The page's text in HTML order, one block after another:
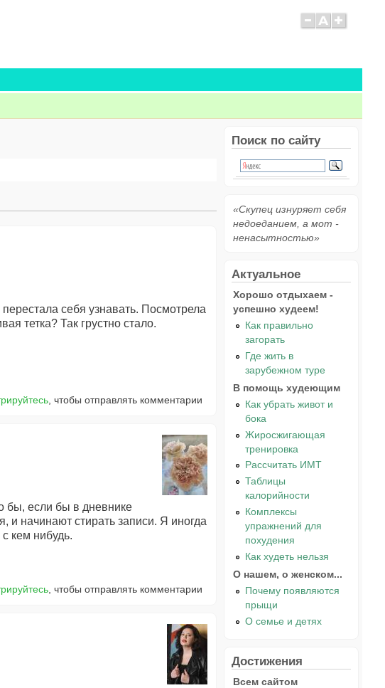
себя узнавать. Посмотрела
тетка? Так грустно стало.
, чтобы отправлять комментарии
бы, если бы в дневнике
начинают стирать записи. Я иногда
кем нибудь.
, чтобы отправлять комментарии
Поиск по сайту
«Скупец изнуряет себя
недоеданием, а мот -
ненасытностью»
Актуальное
Хорошо отдыхаем -
успешно худеем!
Как правильно
загорать
Где жить в
зарубежном туре
В помощь худеющим
Как убрать живот и
бока
Жиросжигающая
тренировка
Рассчитать ИМТ
Таблицы
калорийности
Комплексы
упражнений для
похудения
Как худеть нельзя
О нашем, о женском...
Почему появляются
прыщи
О семье и детях
Достижения
Всем сайтом